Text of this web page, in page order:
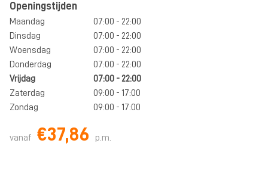
Openingstijden
Maandag
07:00 - 22:00
Dinsdag
07:00 - 22:00
Woensdag
07:00 - 22:00
Donderdag
07:00 - 22:00
Vrijdag
07:00 - 22:00
Zaterdag
09:00 - 17:00
Zondag
09:00 - 17:00
vanaf €37,86 p.m.